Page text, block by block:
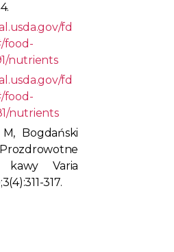
fd
food-
nutrients
fd
food-
nutrients
Bogdański
kawy Varia
317.